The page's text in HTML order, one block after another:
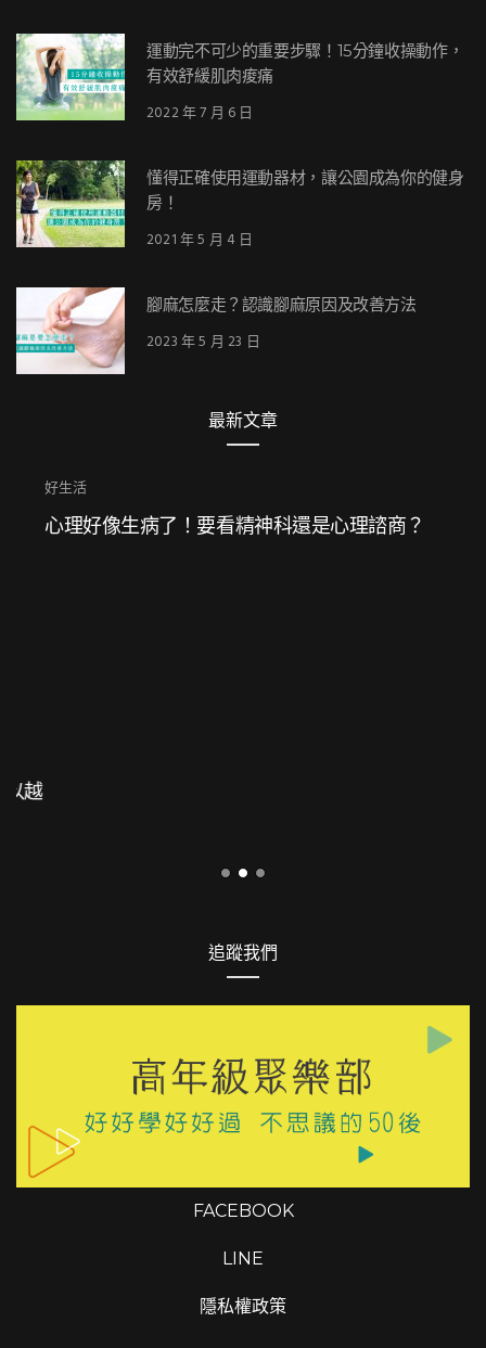
運動完不可少的重要步驟！15分鐘收操動作，
有效舒緩肌肉痠痛
2022 年 7 月 6 日
懂得正確使用運動器材，讓公園成為你的健身
房！
2021 年 5 月 4 日
腳麻怎麼走？認識腳麻原因及改善方法
2023 年 5 月 23 日
最新文章
好生活
心理好像生病了！要看精神科還是心理諮商？
LINE
隱私權政策
LINE
Copyrights © 2026 高年級聚樂部